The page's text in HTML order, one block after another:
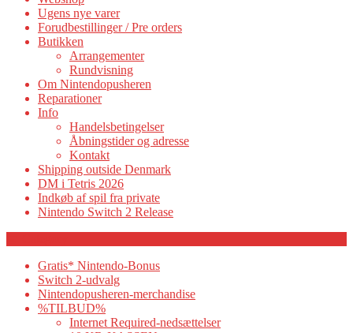
Ugens nye varer
Forudbestillinger / Pre orders
Butikken
Arrangementer
Rundvisning
Om Nintendopusheren
Reparationer
Info
Handelsbetingelser
Åbningstider og adresse
Kontakt
Shipping outside Denmark
DM i Tetris 2026
Indkøb af spil fra private
Nintendo Switch 2 Release
Gratis* Nintendo-Bonus
Switch 2-udvalg
Nintendopusheren-merchandise
%TILBUD%
Internet Required-nedsættelser